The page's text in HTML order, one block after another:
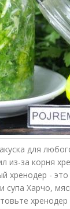
для
из-за корня
хренодер -
Харчо,
хренодер